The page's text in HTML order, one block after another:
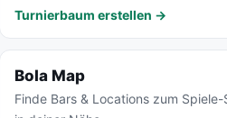
Turnierbaum erstellen →
Bola Map
Finde Bars & Locations zum Spiele-